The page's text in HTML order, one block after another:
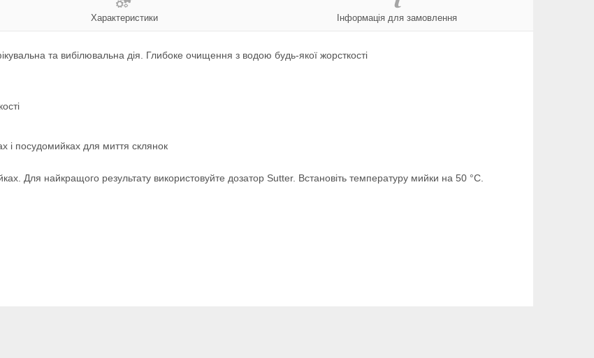
Характеристики Інформація для замовлення
та вибілювальна дія. Глибоке очищення з водою будь-якої жорсткості
і посудомийках для миття склянок
Для найкращого результату використовуйте дозатор Sutter. Встановіть температуру мийки на 50 °C.